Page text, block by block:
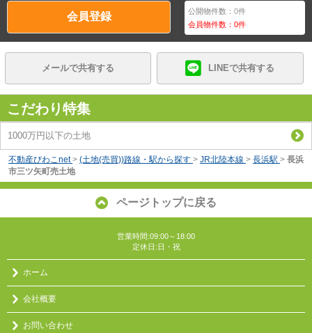
会員登録 公開物件数：0件
会員物件数：0件
メールで共有する LINEで共有する
こだわり特集
1000万円以下の土地
不動産びわこnet > (土地(売買))路線・駅から探す > JR北陸本線 > 長浜駅 > 長浜
市三ツ矢町売土地
ページトップに戻る
営業時間:09:00～18:00
定休日:日・祝
ホーム
会社概要
お問い合わせ